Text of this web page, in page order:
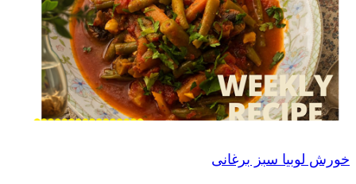
خورش لوبیا سبز برغانی